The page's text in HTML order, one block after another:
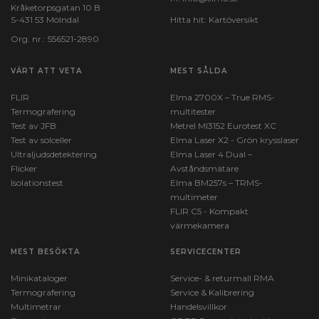
Kråketorpsgatan 10 B
S-431 53 Mölndal
Org. nr.: 556521-2890
Hitta hit: Kartöversikt
VÄRT ATT VETA
FLIR
Termografering
Test av JFB
Test av solceller
Ultraljudsdetektering
Flicker
Isolationstest
MEST SÅLDA
Elma 2700X – True RMS-
multitester
Metrel MI3152 Eurotest XC
Elma Laser X2 - Grön krysslaser
Elma Laser 4 Dual –
Avståndsmätare
Elma BM257s – TRMS-
multimeter
FLIR C5 - Kompakt
värmekamera
MEST BESÖKTA
Minikataloger
Termografering
Multimetrar
SERVICECENTER
Service- & returmall RMA
Service & Kalibrering
Handelsvillkor